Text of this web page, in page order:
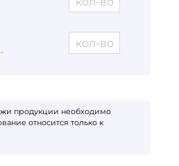
-
продукции необходимо
относится только к